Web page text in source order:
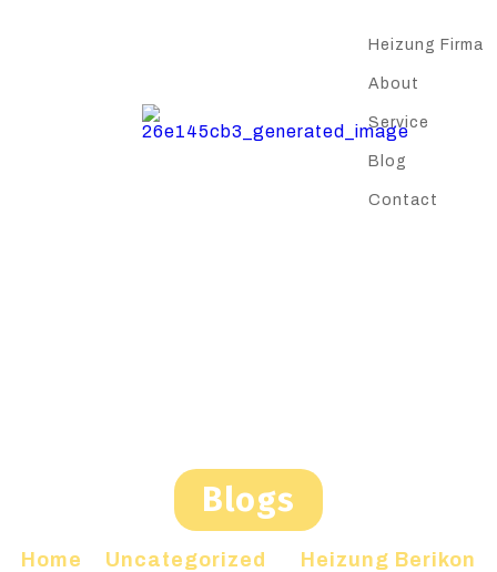
Heizung Firma
About
Service
Blog
Contact
Blogs
Home Uncategorized
Heizung Berikon